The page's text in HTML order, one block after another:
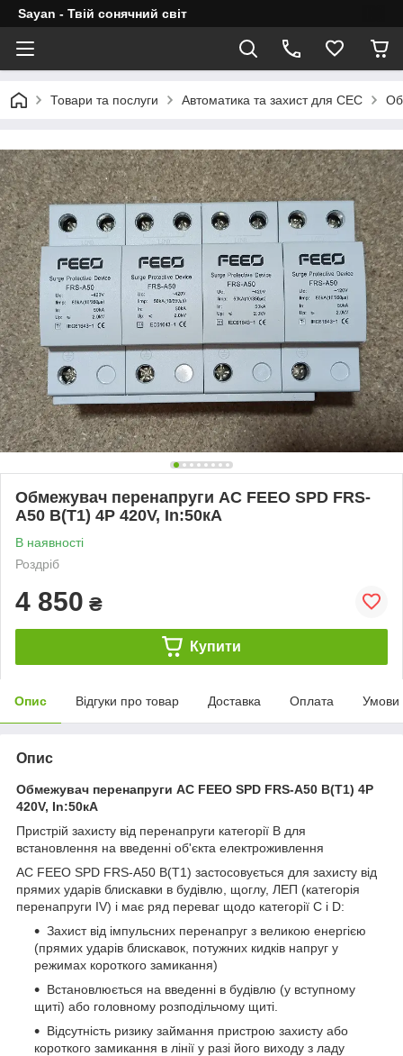
Sayan - Твій сонячний світ
Товари та послуги Автоматика та захист для СЕС
Обмежувач перенапруги AC FEEO SPD FRS-
A50 B(Т1) 4P 420V, In:50кA
В наявності
Роздріб
4 850 ₴
Купити
Опис Відгуки про товар Доставка Оплата Умови
Опис
Обмежувач перенапруги AC FEEO SPD FRS-A50 B(Т1) 4P
420V, In:50кA
Пристрій захисту від перенапруги категорії В для
встановлення на введенні об'єкта електроживлення
AC FEEO SPD FRS-A50 B(Т1) застосовується для захисту від
прямих ударів блискавки в будівлю, щоглу, ЛЕП (категорія
перенапруги IV) і має ряд переваг щодо категорії С і D:
Захист від імпульсних перенапруг з великою енергією
(прямих ударів блискавок, потужних кидків напруг у
режимах короткого замикання)
Встановлюється на введенні в будівлю (у вступному
щиті) або головному розподільчому щиті.
Відсутність ризику займання пристрою захисту або
короткого замикання в лінії у разі його виходу з ладу